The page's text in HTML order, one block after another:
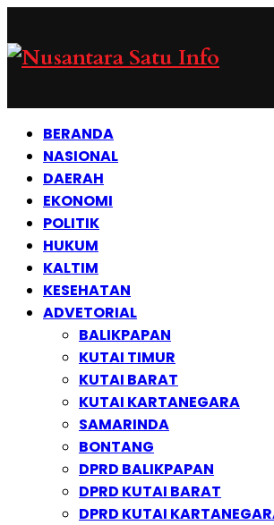
BERANDA
NASIONAL
DAERAH
EKONOMI
POLITIK
HUKUM
KALTIM
KESEHATAN
ADVETORIAL
BALIKPAPAN
KUTAI TIMUR
KUTAI BARAT
KUTAI KARTANEGARA
SAMARINDA
BONTANG
DPRD BALIKPAPAN
DPRD KUTAI BARAT
DPRD KUTAI